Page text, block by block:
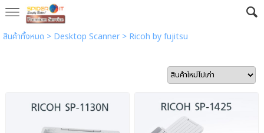
สินค้าทั้งหมด > Desktop Scanner> Ricoh by fujitsu